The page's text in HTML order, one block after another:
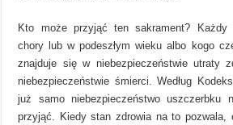
Kto może przyjąć ten sakrament? Każdy
chory lub w podeszłym wieku albo kogo
znajduje się w niebezpieczeństwie utraty
niebezpieczeństwie śmierci. Według
już samo niebezpieczeństwo uszczerbku
przyjąć. Kiedy stan zdrowia na to pozwala,